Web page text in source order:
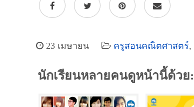
23 เมษายน ครูสอนคณิตศาสตร์,
นักเรียนหลายคนดูหน้านี้ด้วย: